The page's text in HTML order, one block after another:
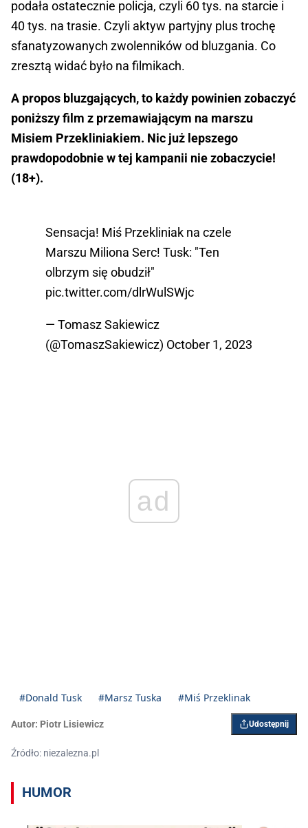
podała ostatecznie policja, czyli 60 tys. na starcie i
40 tys. na trasie. Czyli aktyw partyjny plus trochę
sfanatyzowanych zwolenników od bluzgania. Co
zresztą widać było na filmikach.
A propos bluzgających, to każdy powinien zobaczyć
poniższy film z przemawiającym na marszu
Misiem Przekliniakiem. Nic już lepszego
prawdopodobnie w tej kampanii nie zobaczycie!
(18+).
Sensacja! Miś Przekliniak na czele
Marszu Miliona Serc! Tusk: "Ten
olbrzym się obudził"
pic.twitter.com/dlrWulSWjc
— Tomasz Sakiewicz
(@TomaszSakiewicz) October 1, 2023
ad
#Donald Tusk #Marsz Tuska #Miś Przeklinak
Autor: Piotr Lisiewicz Udostępnij
Źródło: niezalezna.pl
HUMOR